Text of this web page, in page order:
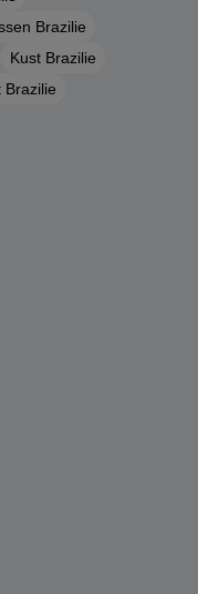
Brazilie
Kust Brazilie
Brazilie